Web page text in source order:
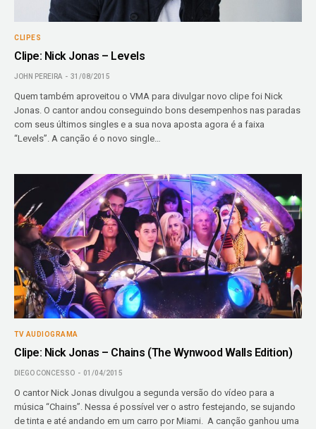
CLIPES
Clipe: Nick Jonas – Levels
JOHN PEREIRA 31/08/2015
Quem também aproveitou o VMA para divulgar novo clipe foi Nick
Jonas. O cantor andou conseguindo bons desempenhos nas paradas
com seus últimos singles e a sua nova aposta agora é a faixa
“Levels”. A canção é o novo single…
TV AUDIOGRAMA
Clipe: Nick Jonas – Chains (The Wynwood Walls Edition)
DIEGO CONCESSO 01/04/2015
O cantor Nick Jonas divulgou a segunda versão do vídeo para a
música “Chains”. Nessa é possível ver o astro festejando, se sujando
de tinta e até andando em um carro por Miami. A canção ganhou uma